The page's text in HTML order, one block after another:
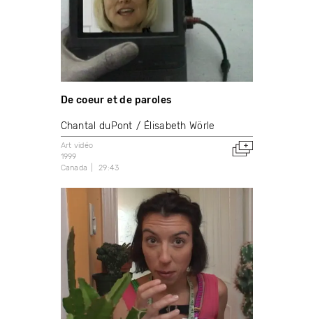
De coeur et de paroles
Chantal duPont Élisabeth Wörle
Art vidéo
1999
Canada
29:43